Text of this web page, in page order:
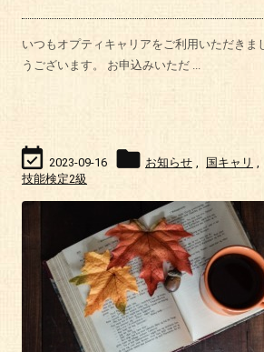
いつもオプティキャリアをご利用いただきま
うございます。 お申込みいただ ...
 2023-09-16  お知らせ , 国キャリ ,
技能検定2級